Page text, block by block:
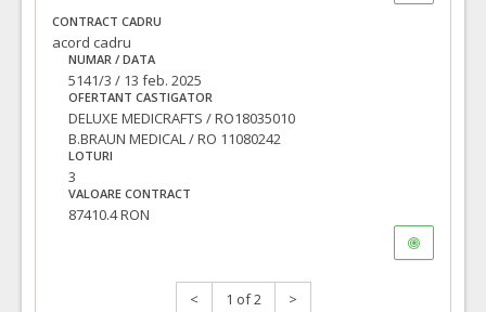
CONTRACT CADRU
acord cadru
NUMAR / DATA
5141/3 / 13 feb. 2025
OFERTANT CASTIGATOR
DELUXE MEDICRAFTS / RO18035010
B.BRAUN MEDICAL / RO 11080242
LOTURI
3
VALOARE CONTRACT
87410.4 RON
< 1 of 2 >